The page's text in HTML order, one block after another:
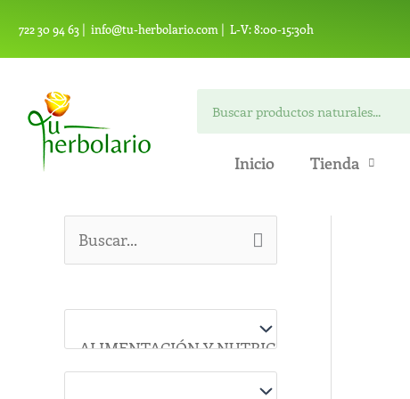
contenido
722 30 94 63 | info@tu-herbolario.com | L-V: 8:00-15:30h
Inicio Tienda
s
a